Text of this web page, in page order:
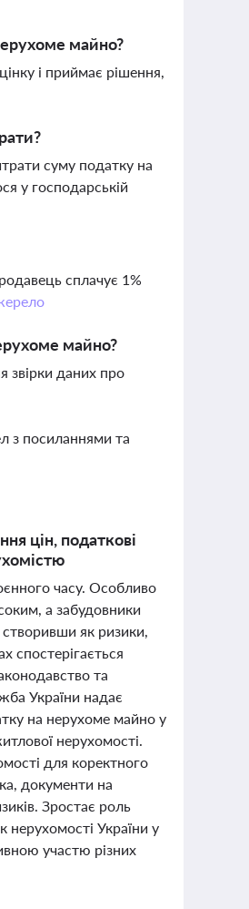
майно?
і приймає рішення,
суму податку на
у господарській
сплачує 1%
майно?
звірки даних про
з посиланнями та
цін, податкові
часу. Особливо
а забудовники
як ризики,
спостерігається
та
України надає
на нерухоме майно у
нерухомості.
для коректного
документи на
Зростає роль
України у
участю різних